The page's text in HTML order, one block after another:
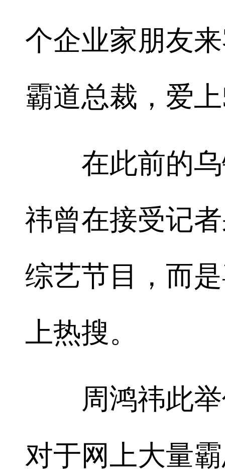
个企业家朋友
霸道总裁，爱
在此前的乌
祎曾在接受记
综艺节目，而
上热搜。
周鸿祎此举
对于网上大量